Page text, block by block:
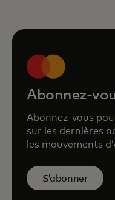
Abonnez-
Abonnez-vous
sur les dernières
les mouvements
S’abonner